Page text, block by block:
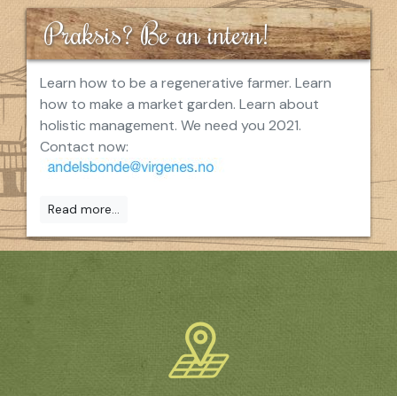
Praksis? Be an intern!
Learn how to be a regenerative farmer. Learn
how to make a market garden. Learn about
holistic management. We need you 2021.
Contact now:
Read more...